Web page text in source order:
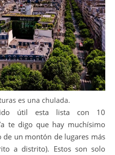
es una chulada.
útil esta lista con 10
te digo que hay muchísimo
de un montón de lugares más
a distrito). Estos son solo